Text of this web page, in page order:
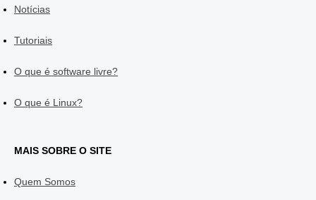
Notícias
Tutoriais
O que é software livre?
O que é Linux?
MAIS SOBRE O SITE
Quem Somos